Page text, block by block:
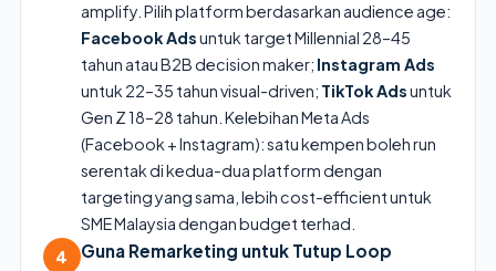
amplify. Pilih platform berdasarkan audience age:
Facebook Adsuntuk target Millennial 28–45
tahun atau B2B decision maker; Instagram Ads
untuk 22–35 tahun visual-driven; TikTok Adsuntuk
Gen Z 18–28 tahun. Kelebihan Meta Ads
(Facebook + Instagram): satu kempen boleh run
serentak di kedua-dua platform dengan
targeting yang sama, lebih cost-efficient untuk
SME Malaysia dengan budget terhad.
4
Guna Remarketing untuk Tutup Loop